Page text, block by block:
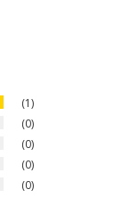
1
0
0
0
0